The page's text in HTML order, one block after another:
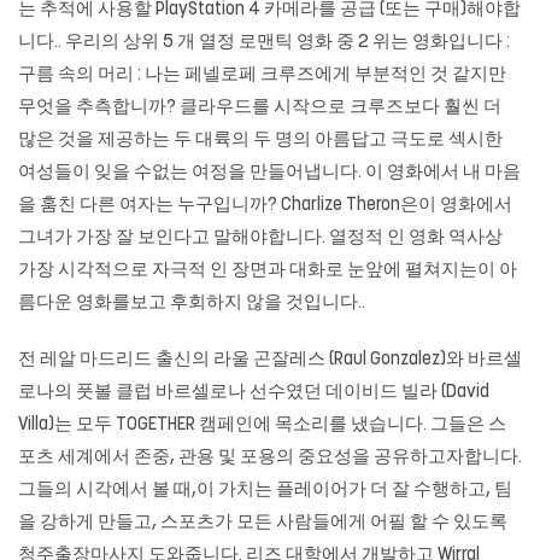
는 추적에 사용할 PlayStation 4 카메라를 공급 (또는 구매)해야합
니다.. 우리의 상위 5 개 열정 로맨틱 영화 중 2 위는 영화입니다 :
구름 속의 머리 : 나는 페넬로페 크루즈에게 부분적인 것 같지만
무엇을 추측합니까? 클라우드를 시작으로 크루즈보다 훨씬 더
많은 것을 제공하는 두 대륙의 두 명의 아름답고 극도로 섹시한
여성들이 잊을 수없는 여정을 만들어냅니다. 이 영화에서 내 마음
을 훔친 다른 여자는 누구입니까? Charlize Theron은이 영화에서
그녀가 가장 잘 보인다고 말해야합니다. 열정적 인 영화 역사상
가장 시각적으로 자극적 인 장면과 대화로 눈앞에 펼쳐지는이 아
름다운 영화를보고 후회하지 않을 것입니다..
전 레알 마드리드 출신의 라울 곤잘레스 (Raul Gonzalez)와 바르셀
로나의 풋볼 클럽 바르셀로나 선수였던 데이비드 빌라 (David
Villa)는 모두 TOGETHER 캠페인에 목소리를 냈습니다. 그들은 스
포츠 세계에서 존중, 관용 및 포용의 중요성을 공유하고자합니다.
그들의 시각에서 볼 때,이 가치는 플레이어가 더 잘 수행하고, 팀
을 강하게 만들고, 스포츠가 모든 사람들에게 어필 할 수 있도록
청주출장마사지 도와줍니다. 리즈 대학에서 개발하고 Wirral